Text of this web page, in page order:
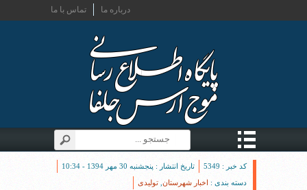
تماس با ما درباره ما
کد خبر : 5349
تاریخ انتشار : پنجشنبه 30 مهر 1394 - 10:34
دسته بندی : اخبار شهرستان تولیدی